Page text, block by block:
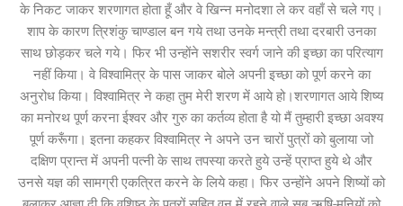
के निकट जाकर शरणागत होता हूँ और वे खिन्न मनोदशा ले कर वहाँ से चले गए।
शाप के कारण त्रिशंकु चाण्डाल बन गये तथा उनके मन्त्री तथा दरबारी उनका
साथ छोड़कर चले गये। फिर भी उन्होंने सशरीर स्वर्ग जाने की इच्छा का परित्याग
नहीं किया। वे विश्वामित्र के पास जाकर बोले अपनी इच्छा को पूर्ण करने का
अनुरोध किया। विश्वामित्र ने कहा तुम मेरी शरण में आये हो।शरणागत आये शिष्य
का मनोरथ पूर्ण करना ईश्वर और गुरु का कर्तव्य होता है यो मैं तुम्हारी इच्छा अवश्य
पूर्ण करूँगा। इतना कहकर विश्वामित्र ने अपने उन चारों पुत्रों को बुलाया जो
दक्षिण प्रान्त में अपनी पत्नी के साथ तपस्या करते हुये उन्हें प्राप्त हुये थे और
उनसे यज्ञ की सामग्री एकत्रित करने के लिये कहा। फिर उन्होंने अपने शिष्यों को